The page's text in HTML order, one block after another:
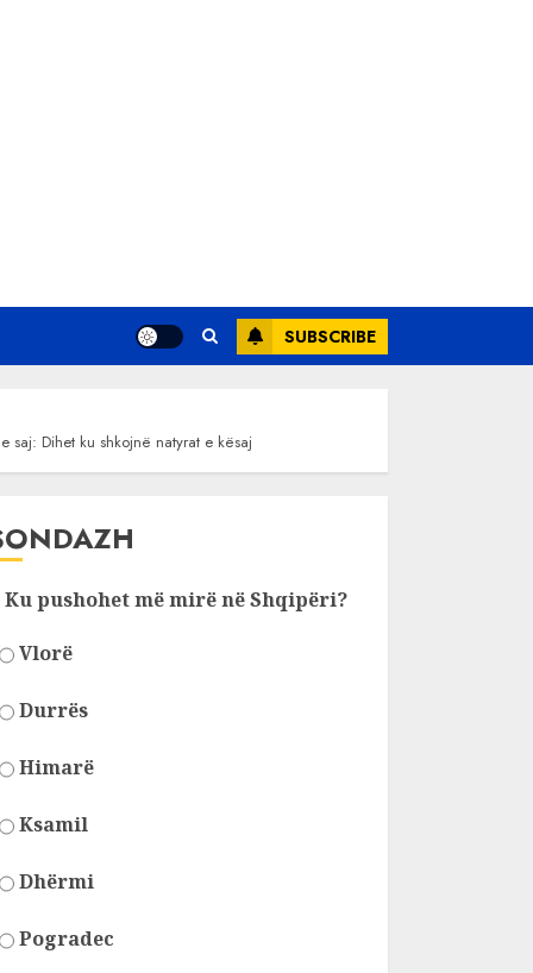
SUBSCRIBE
Dihet ku shkojnë natyrat e kësaj
Ku pushohet më mirë në Shqipëri?
Vlorë
Durrës
Himarë
Ksamil
Dhërmi
Pogradec